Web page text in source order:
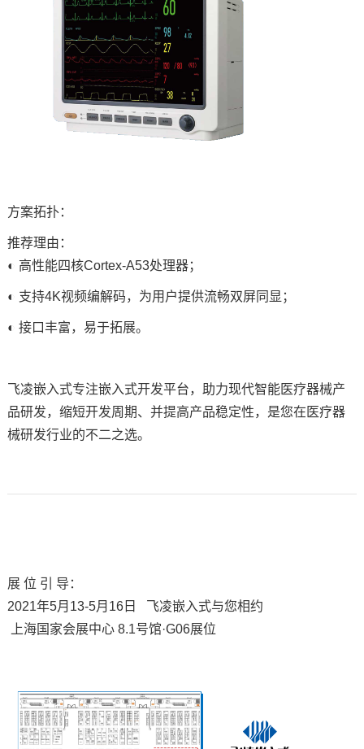
方案拓扑：
推荐理由：
◐ 高性能四核Cortex-A53处理器；
◐ 支持4K视频编解码，为用户提供流畅双屏同显；
◐ 接口丰富，易于拓展。
飞凌嵌入式专注嵌入式开发平台，助力现代智能医疗器械产
品研发，缩短开发周期、并提高产品稳定性，是您在医疗器
械研发行业的不二之选。
展 位 引 导：
2021年5月13-5月16日 飞凌嵌入式与您相约
上海国家会展中心 8.1号馆·G06展位